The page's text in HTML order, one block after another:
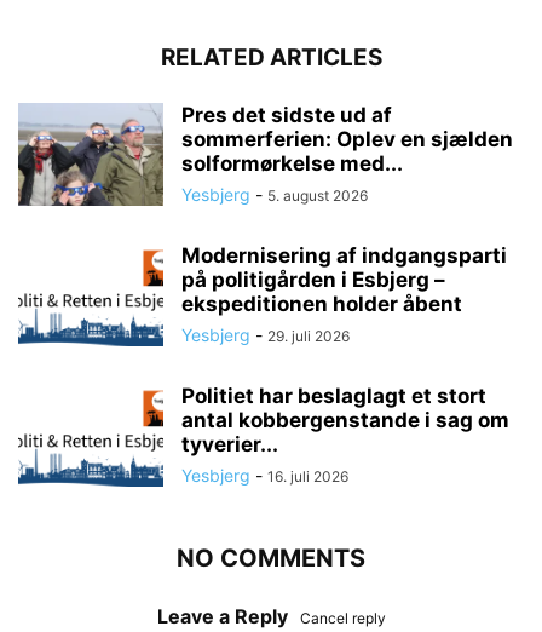
RELATED ARTICLES
Pres det sidste ud af
sommerferien: Oplev en sjælden
solformørkelse med...
Yesbjerg - 5. august 2026
Modernisering af indgangsparti
på politigården i Esbjerg –
ekspeditionen holder åbent
Yesbjerg - 29. juli 2026
Politiet har beslaglagt et stort
antal kobbergenstande i sag om
tyverier...
Yesbjerg - 16. juli 2026
NO COMMENTS
Leave a Reply Cancel reply